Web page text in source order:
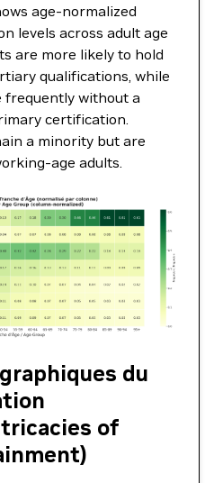
age-normalized
levels across adult age
are more likely to hold
qualifications, while
frequently without a
certification.
a minority but are
age adults.
du
of